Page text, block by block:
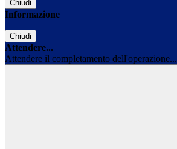
Chiudi
Informazione
Chiudi
Attendere...
Attendere il completamento dell'operazione...